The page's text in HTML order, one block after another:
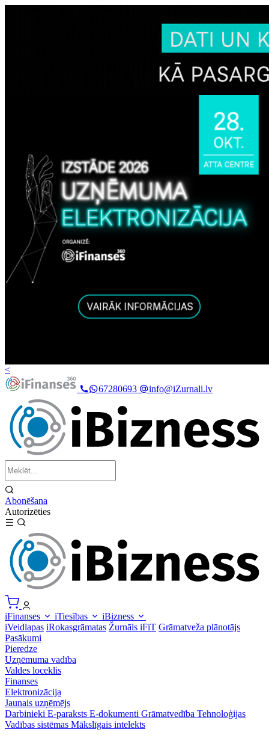
<
67280693
info@iZurnali.lv
Abonēšana
Autorizēties
iFinanses iTiesības
iBizness
iVeidlapas iRokasgrāmatas Žurnāls iFiT Grāmatveža plānotājs
Pasākumi
Pieredze
Uzņēmuma vadība
Valdes loceklis
Finanses
Elektronizācija
Jaunais uzņēmējs
Darbinieki E-paraksts E-dokumenti Grāmatvedība Tehnoloģijas
Vadības sistēmas Mākslīgais intelekts